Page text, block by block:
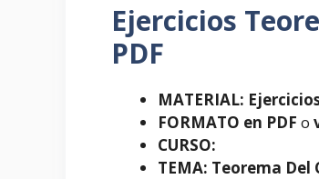
Ejercicios
PDF
MATERIAL:
FORMATO en PDF o
CURSO:
TEMA: Teorema Del